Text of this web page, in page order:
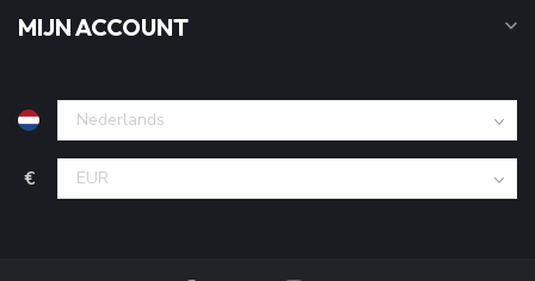
MIJN ACCOUNT
€